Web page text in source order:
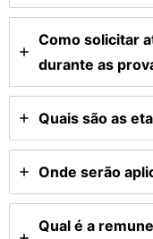
Como solicitar
durante as
Quais são as
Onde serão
Qual é a